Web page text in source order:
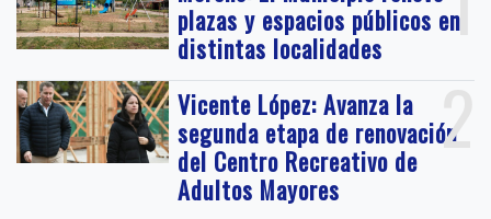
plazas y espacios públicos en
distintas localidades
2
Vicente López: Avanza la
segunda etapa de renovación
del Centro Recreativo de
Adultos Mayores